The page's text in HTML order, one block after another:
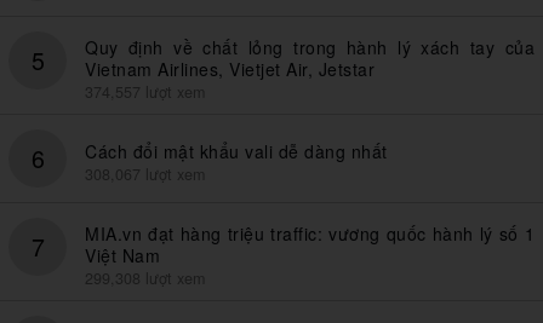
5
Quy định về chất lỏng trong hành lý xách tay của
Vietnam Airlines, Vietjet Air, Jetstar
374,557 lượt xem
6 Cách đổi mật khẩu vali dễ dàng nhất
308,067 lượt xem
7
MIA.vn đạt hàng triệu traffic: vương quốc hành lý số 1
Việt Nam
299,308 lượt xem